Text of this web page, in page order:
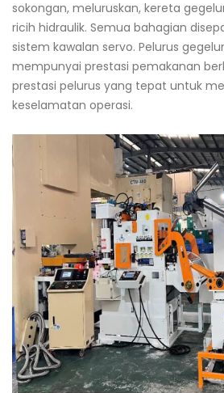
sokongan, meluruskan, kereta
ricih hidraulik. Semua bahagian
sistem kawalan servo. Pelurus
mempunyai prestasi pemakanan
prestasi pelurus yang tepat untuk
keselamatan operasi.